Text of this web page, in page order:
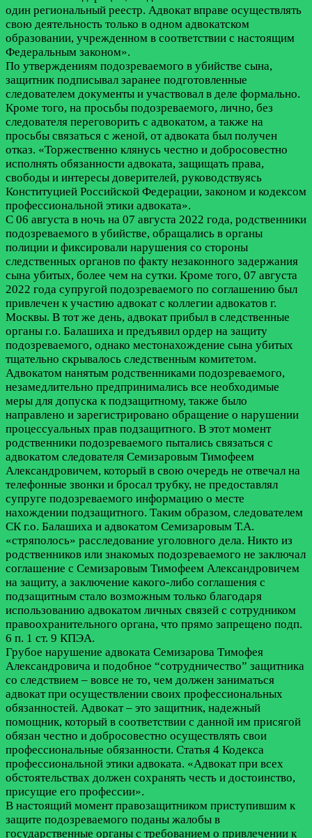
один региональный реестр. Адвокат вправе осуществлять
свою деятельность только в одном адвокатском
образовании, учрежденном в соответствии с настоящим
Федеральным законом».
По утверждениям подозреваемого в убийстве сына,
защитник подписывал заранее подготовленные
следователем документы и участвовал в деле формально.
Кроме того, на просьбы подозреваемого, лично, без
следователя переговорить с адвокатом, а также на
просьбы связаться с женой, от адвоката был получен
отказ. «Торжественно клянусь честно и добросовестно
исполнять обязанности адвоката, защищать права,
свободы и интересы доверителей, руководствуясь
Конституцией Российской Федерации, законом и кодексом
профессиональной этики адвоката».
С 06 августа в ночь на 07 августа 2022 года, родственники
подозреваемого в убийстве, обращались в органы
полиции и фиксировали нарушения со стороны
следственных органов по факту незаконного задержания
сына убитых, более чем на сутки. Кроме того, 07 августа
2022 года супругой подозреваемого по соглашению был
привлечен к участию адвокат с коллегии адвокатов г.
Москвы. В тот же день, адвокат прибыл в следственные
органы г.о. Балашиха и предъявил ордер на защиту
подозреваемого, однако местонахождение сына убитых
тщательно скрывалось следственным комитетом.
Адвокатом нанятым родственниками подозреваемого,
незамедлительно предпринимались все необходимые
меры для допуска к подзащитному, также было
направлено и зарегистрировано обращение о нарушении
процессуальных прав подзащитного. В этот момент
родственники подозреваемого пытались связаться с
адвокатом следователя Семизаровым Тимофеем
Александровичем, который в свою очередь не отвечал на
телефонные звонки и бросал трубку, не предоставлял
супруге подозреваемого информацию о месте
нахождении подзащитного. Таким образом, следователем
СК г.о. Балашиха и адвокатом Семизаровым Т.А.
«стряполось» расследование уголовного дела. Никто из
родственников или знакомых подозреваемого не заключал
соглашение с Семизаровым Тимофеем Александровичем
на защиту, а заключение какого-либо соглашения с
подзащитным стало возможным только благодаря
использованию адвокатом личных связей с сотрудником
правоохранительного органа, что прямо запрещено подп.
6 п. 1 ст. 9 КПЭА.
Грубое нарушение адвоката Семизарова Тимофея
Александровича и подобное “сотрудничество” защитника
со следствием – вовсе не то, чем должен заниматься
адвокат при осуществлении своих профессиональных
обязанностей. Адвокат – это защитник, надежный
помощник, который в соответствии с данной им присягой
обязан честно и добросовестно осуществлять свои
профессиональные обязанности. Статья 4 Кодекса
профессиональной этики адвоката. «Адвокат при всех
обстоятельствах должен сохранять честь и достоинство,
присущие его профессии».
В настоящий момент правозащитником приступившим к
защите подозреваемого поданы жалобы в
государственные органы с требованием о привлечении к